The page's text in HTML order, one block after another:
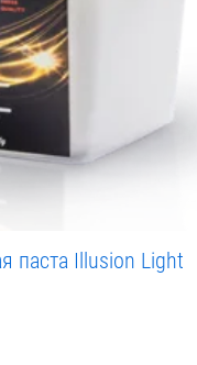
паста Illusion Light